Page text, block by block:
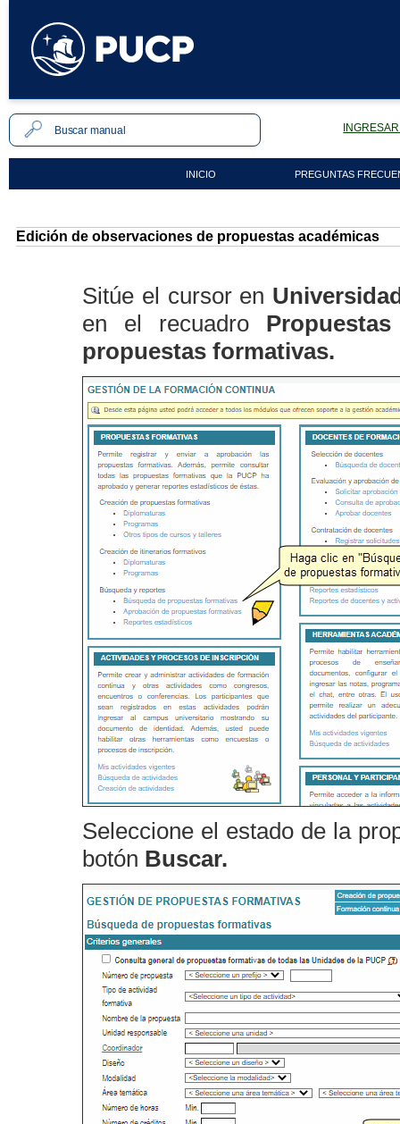
INICIO PREGUNTAS
Edición de observaciones de propuestas académicas
Sitúe el cursor en
en el recuadro
propuestas formativas.
Seleccione el estado de la
botón Buscar.